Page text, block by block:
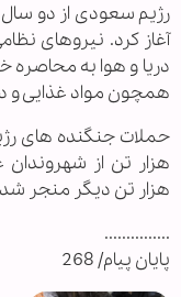
رژیم سعودی از دو
آغاز کرد. نیروهای
دریا و هوا به محاصره
همچون مواد غذایی و
هزار تن دیگر منجر
...............
پایان پیام/ 268